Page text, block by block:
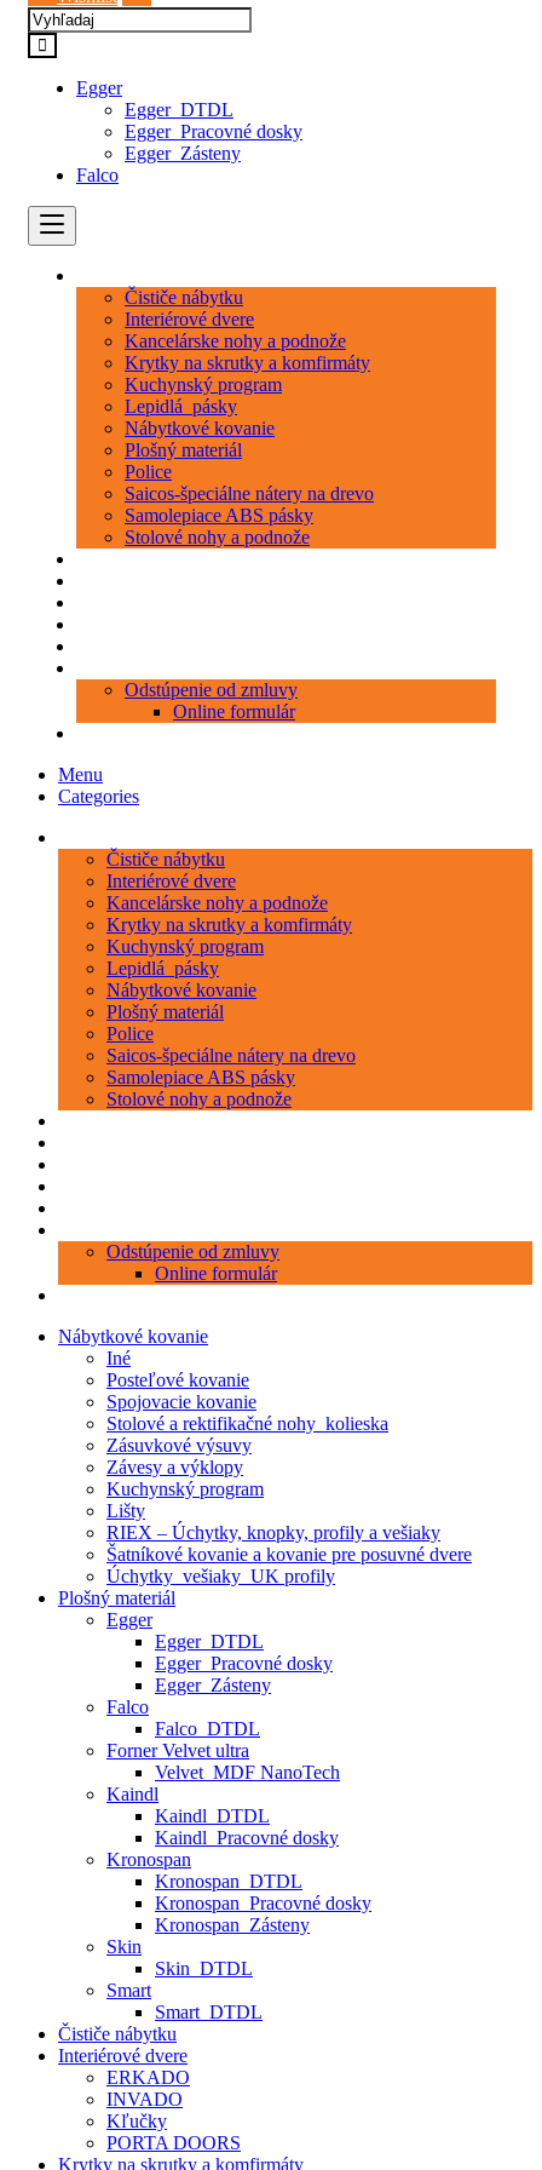
Egger
Egger_DTDL
Egger_Pracovné dosky
Egger_Zásteny
Falco
Čističe nábytku
Interiérové dvere
Kancelárske nohy a podnože
Krytky na skrutky a komfirmáty
Kuchynský program
Lepidlá_pásky
Nábytkové kovanie
Plošný materiál
Police
Saicos-špeciálne nátery na drevo
Samolepiace ABS pásky
Stolové nohy a podnože
Odstúpenie od zmluvy
Online formulár
Menu
Categories
Čističe nábytku
Interiérové dvere
Kancelárske nohy a podnože
Krytky na skrutky a komfirmáty
Kuchynský program
Lepidlá_pásky
Nábytkové kovanie
Plošný materiál
Police
Saicos-špeciálne nátery na drevo
Samolepiace ABS pásky
Stolové nohy a podnože
Odstúpenie od zmluvy
Online formulár
Nábytkové kovanie
Iné
Posteľové kovanie
Spojovacie kovanie
Stolové a rektifikačné nohy_kolieska
Zásuvkové výsuvy
Závesy a výklopy
Kuchynský program
Lišty
RIEX – Úchytky, knopky, profily a vešiaky
Šatníkové kovanie a kovanie pre posuvné dvere
Úchytky_vešiaky_UK profily
Plošný materiál
Egger
Egger_DTDL
Egger_Pracovné dosky
Egger_Zásteny
Falco
Falco_DTDL
Forner Velvet ultra
Velvet_MDF NanoTech
Kaindl
Kaindl_DTDL
Kaindl_Pracovné dosky
Kronospan
Kronospan_DTDL
Kronospan_Pracovné dosky
Kronospan_Zásteny
Skin
Skin_DTDL
Smart
Smart_DTDL
Čističe nábytku
Interiérové dvere
ERKADO
INVADO
Kľučky
PORTA DOORS
Krytky na skrutky a komfirmáty